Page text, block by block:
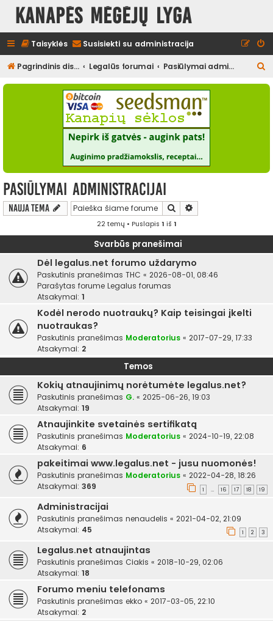
Kanapės mėgėjų lyga
Taisyklės Susisiekti su administracija
Pagrindinis diskusijų puslapis Legalūs forumai Pasiūlymai administracijai
e
Pasiūlymai administracijai
Nauja tema Ieškoti
22 temų • Puslapis 1 iš 1
Svarbūs pranešimai
Dėl legalus.net forumo uždarymo
Paskutinis pranešimas THC « 2026-08-01, 08:46
Parašytas forume Legalus forumas
Atsakymai: 1
Kodėl nerodo nuotraukų? Kaip teisingai įkelti
nuotraukas?
Paskutinis pranešimas Moderatorius « 2017-07-29, 17:33
Atsakymai: 2
Temos
Kokių atnaujinimų norėtumėte legalus.net?
Paskutinis pranešimas G. « 2025-06-26, 19:03
Atsakymai: 19
Atnaujinkite svetainės sertifikatą
Paskutinis pranešimas Moderatorius « 2024-10-19, 22:08
Atsakymai: 6
pakeitimai www.legalus.net - jusu nuomonės!
Paskutinis pranešimas Moderatorius « 2022-04-28, 18:26
Atsakymai: 369 1 … 16 17 18 19
Administracijai
Paskutinis pranešimas nenaudelis « 2021-04-02, 21:09
Atsakymai: 45 1 2 3
Legalus.net atnaujintas
Paskutinis pranešimas Ciakis « 2018-10-29, 02:06
Atsakymai: 18
Forumo meniu telefonams
Paskutinis pranešimas ekko « 2017-03-05, 22:10
Atsakymai: 2